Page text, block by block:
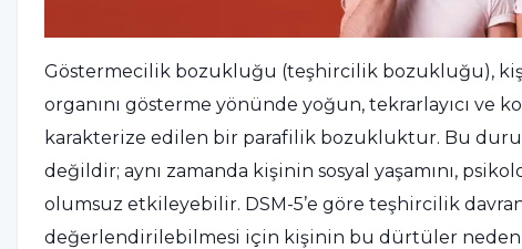
Göstermecilik bozukluğu (teşhircilik bozukluğu),
organını gösterme yönünde yoğun, tekrarlayıcı ve
karakterize edilen bir parafilik bozukluktur. Bu
değildir; aynı zamanda kişinin sosyal yaşamını,
olumsuz etkileyebilir. DSM-5’e göre teşhircilik
değerlendirilebilmesi için kişinin bu dürtüler